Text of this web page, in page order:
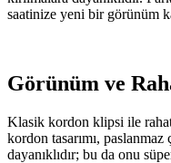
saatinize yeni bir görünüm
Görünüm ve
Klasik kordon klipsi ile
kordon tasarımı,
dayanıklıdır; bu da onu